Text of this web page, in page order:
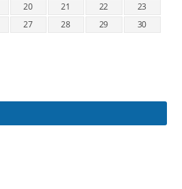
20 21 22
23
27 28 29
30